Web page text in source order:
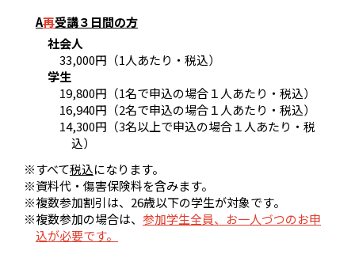
A再受講３日間の方
社会人
33,000円（1人あたり・税込）
学生
19,800円（1名で申込の場合１人あたり・税込）
16,940円（2名で申込の場合１人あたり・税込）
14,300円（3名以上で申込の場合１人あたり・税
込）
※すべて税込になります。
※資料代・傷害保険料を含みます。
※複数参加割引は、26歳以下の学生が対象です。
※複数参加の場合は、 参加学生全員、お一人づつのお申
込が必要です。